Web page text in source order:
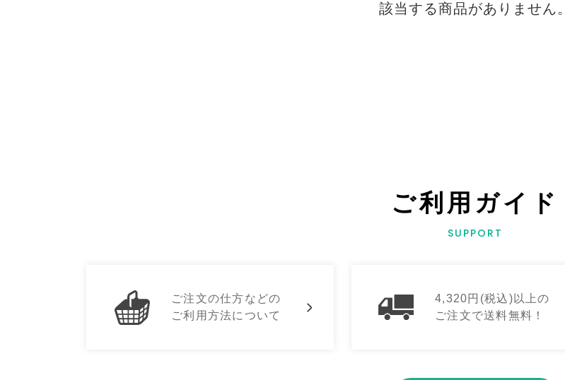
該当する商品がありません。
ご利用ガイド
SUPPORT
ご注文の仕方などの
ご利用方法について
4,320円(税込)以上の
ご注文で送料無料！